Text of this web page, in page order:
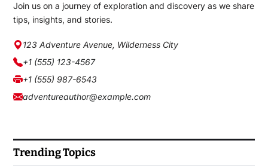
Join us on a journey of exploration and discovery as we share
tips, insights, and stories.
123 Adventure Avenue, Wilderness City
+1 (555) 123-4567
+1 (555) 987-6543
adventureauthor@example.com
Trending Topics